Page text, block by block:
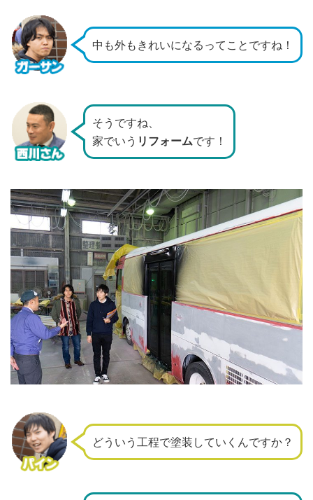
中も外もきれいになるってことですね！
そうですね、
家でいう リフォームです！
どういう工程で塗装していくんですか？